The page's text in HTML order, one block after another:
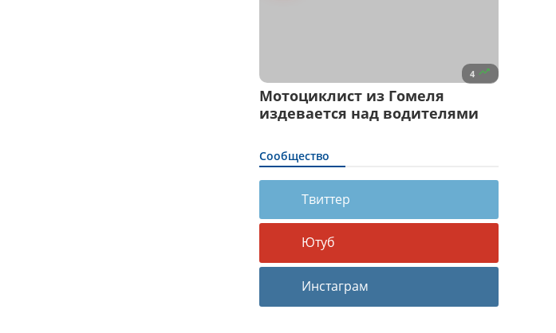
4 
Мотоциклист из Гомеля
издевается над водителями
Сообщество
Твиттер
Ютуб
Инстаграм